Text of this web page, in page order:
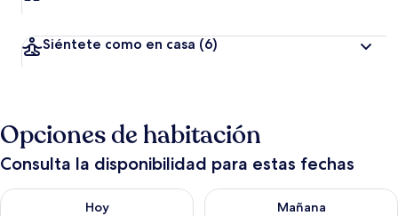
Siéntete como en casa (6)
Opciones de habitación
Consulta la disponibilidad para estas fechas
Hoy
Consulta la disponibilidad para hoy ago 7 - ago 8
Mañana
Consulta la disponibilidad